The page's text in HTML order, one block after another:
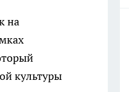
на
культуры